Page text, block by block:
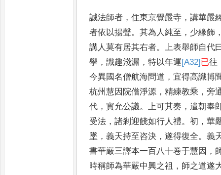
誠法師者 ，住東京覺嚴寺 ，講華嚴
者依以揚聲。其為人純至 ， 少緣飾
講人莫有居其右者。上表舉師自代
學 ，識趣淺漏 ，特以年運[A32]已往
今異國名僧航海問道 ， 宜得高識博
杭州慧因 院僧淨源 ，精練教乘 ，旁
代 ，實允公議。上可其奏 ，遣朝奉
受法 ，諸剎迎餞如行人禮。初 ，華
墜 ，義天持至咨決 ，遂得復全。義
書華嚴三譯本一百八十卷于慧因 ，
時稱師為華嚴中興之祖 ， 師之道遂